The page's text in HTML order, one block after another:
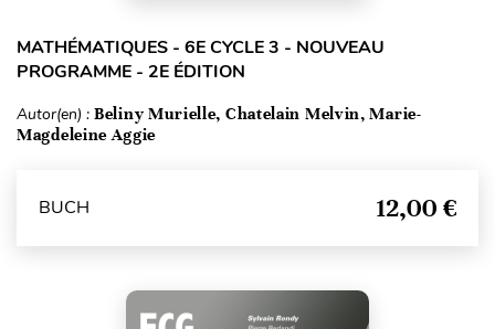
MATHÉMATIQUES - 6E CYCLE 3 - NOUVEAU
PROGRAMME - 2E ÉDITION
Autor(en) : Beliny Murielle, Chatelain Melvin, Marie-
Magdeleine Aggie
BUCH 12,00 €